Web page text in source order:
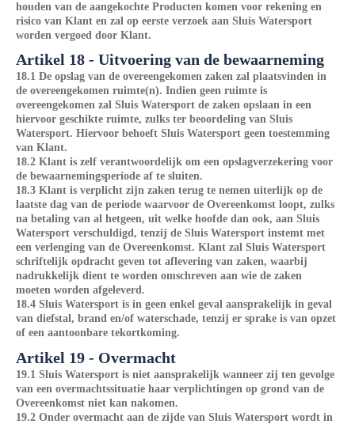
houden van de aangekochte Producten komen voor rekening en
risico van Klant en zal op eerste verzoek aan Sluis Watersport
worden vergoed door Klant.
Artikel 18 - Uitvoering van de bewaarneming
18.1 De opslag van de overeengekomen zaken zal plaatsvinden in
de overeengekomen ruimte(n). Indien geen ruimte is
overeengekomen zal Sluis Watersport de zaken opslaan in een
hiervoor geschikte ruimte, zulks ter beoordeling van Sluis
Watersport. Hiervoor behoeft Sluis Watersport geen toestemming
van Klant.
18.2 Klant is zelf verantwoordelijk om een opslagverzekering voor
de bewaarnemingsperiode af te sluiten.
18.3 Klant is verplicht zijn zaken terug te nemen uiterlijk op de
laatste dag van de periode waarvoor de Overeenkomst loopt, zulks
na betaling van al hetgeen, uit welke hoofde dan ook, aan Sluis
Watersport verschuldigd, tenzij de Sluis Watersport instemt met
een verlenging van de Overeenkomst. Klant zal Sluis Watersport
schriftelijk opdracht geven tot aflevering van zaken, waarbij
nadrukkelijk dient te worden omschreven aan wie de zaken
moeten worden afgeleverd.
18.4 Sluis Watersport is in geen enkel geval aansprakelijk in geval
van diefstal, brand en/of waterschade, tenzij er sprake is van opzet
of een aantoonbare tekortkoming.
Artikel 19 - Overmacht
19.1 Sluis Watersport is niet aansprakelijk wanneer zij ten gevolge
van een overmachtssituatie haar verplichtingen op grond van de
Overeenkomst niet kan nakomen.
19.2 Onder overmacht aan de zijde van Sluis Watersport wordt in